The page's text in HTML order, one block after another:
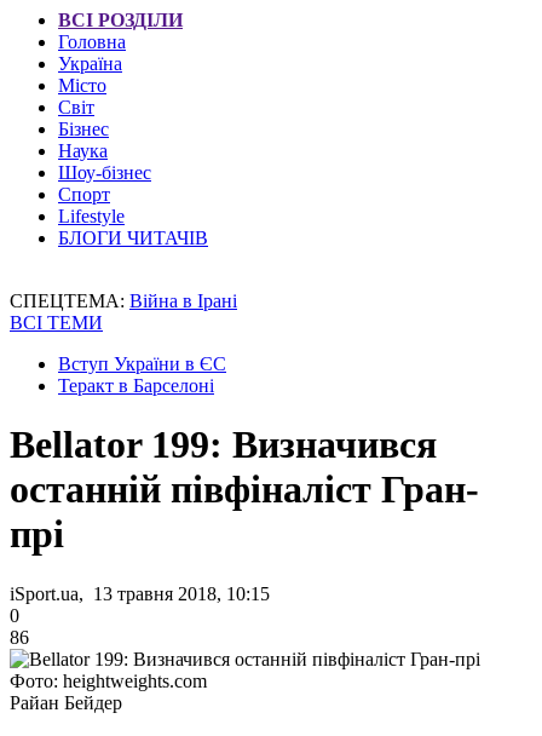
ВСІ РОЗДІЛИ
Головна
Україна
Місто
Світ
Бізнес
Наука
Шоу-бізнес
Спорт
Lifestyle
БЛОГИ ЧИТАЧІВ
СПЕЦТЕМА: Війна в Ірані
ВСІ ТЕМИ
Вступ України в ЄС
Теракт в Барселоні
Bellator 199: Визначився
останній півфіналіст Гран-
прі
iSport.ua, 13 травня 2018, 10:15
0
86
Фото: heightweights.com
Райан Бейдер